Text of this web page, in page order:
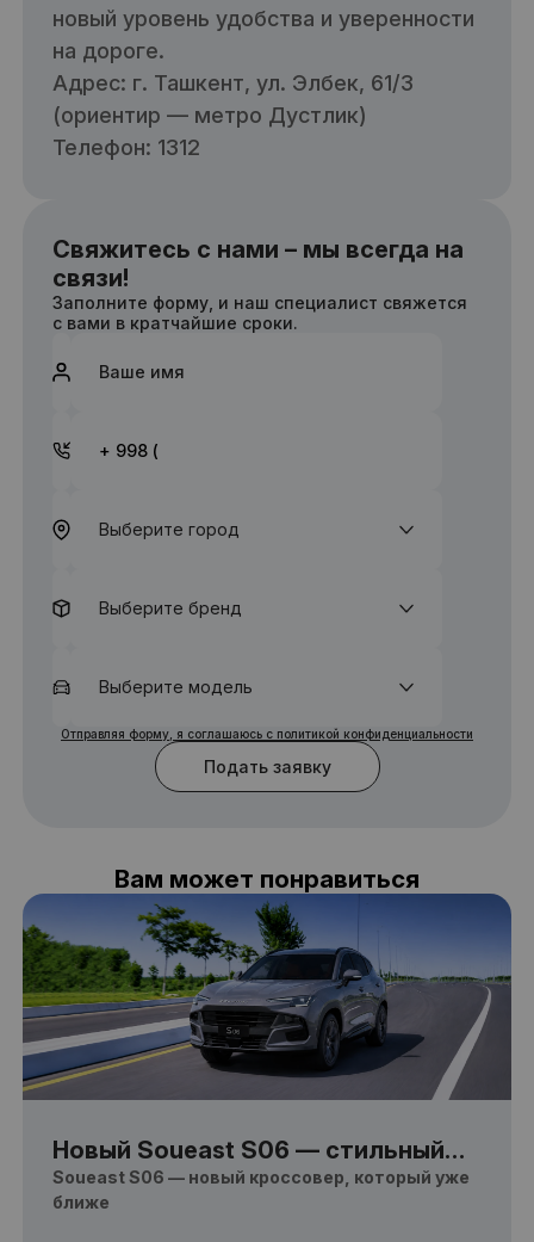
новый уровень удобства и уверенности
на дороге.
Адрес: г. Ташкент, ул. Элбек, 61/3
(ориентир — метро Дустлик)
Телефон: 1312
Свяжитесь с нами – мы всегда на
связи!
Заполните форму, и наш специалист свяжется
с вами в кратчайшие сроки.
Выберите город
Выберите бренд
Выберите модель
Отправляя форму, я соглашаюсь с политикой конфиденциальности
Подать заявку
Вам может понравиться
Новый Soueast S06 — стильный
старт на выгодных условиях
Soueast S06 — новый кроссовер, который уже
ближе